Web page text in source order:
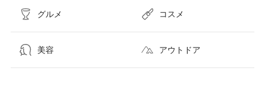
グルメ コスメ​
美容 アウトドア